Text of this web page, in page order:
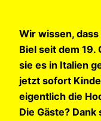
Wir wissen,
Biel seit dem
sie es in Italien
jetzt sofort
eigentlich die
Die Gäste?